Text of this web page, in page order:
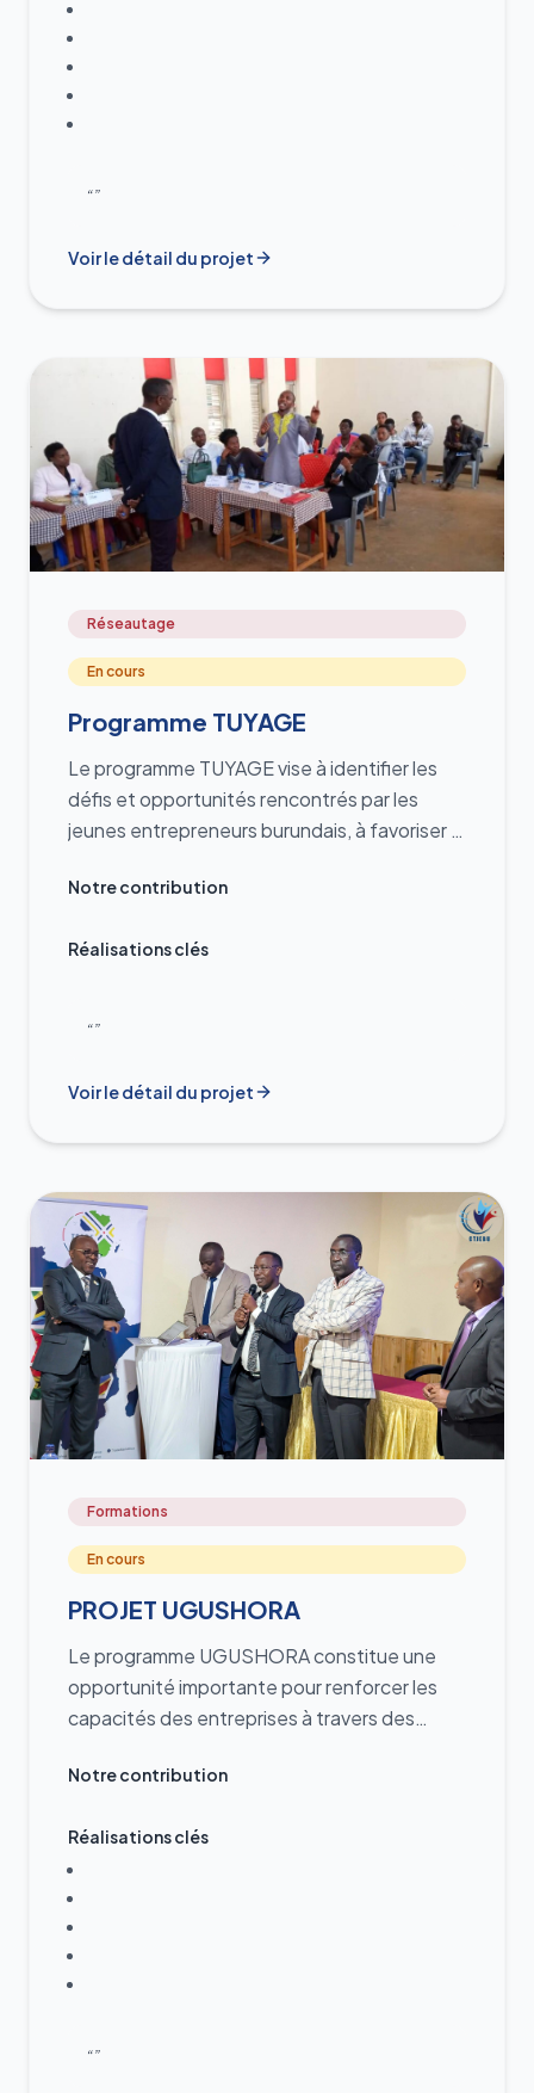
financière, la création de programmes
d’incitation, et l’établissement de
partenariats public-privé efficaces, en
collaboration avec les principaux acteurs du
“”
Voir le détail du projet
Réseautage
En cours
Programme TUYAGE
Le programme TUYAGE vise à identifier les
défis et opportunités rencontrés par les
jeunes entrepreneurs burundais, à favoriser le
des collaborations stratégiques, à stimuler
durabilité des projets, et à promouvoir
Notre contribution
Réalisations clés
“”
Voir le détail du projet
Formations
En cours
PROJET UGUSHORA
Le programme UGUSHORA constitue une
opportunité importante pour renforcer les
capacités des entreprises à travers des
stratégique sur les mécanismes de
Notre contribution
Réalisations clés
“”